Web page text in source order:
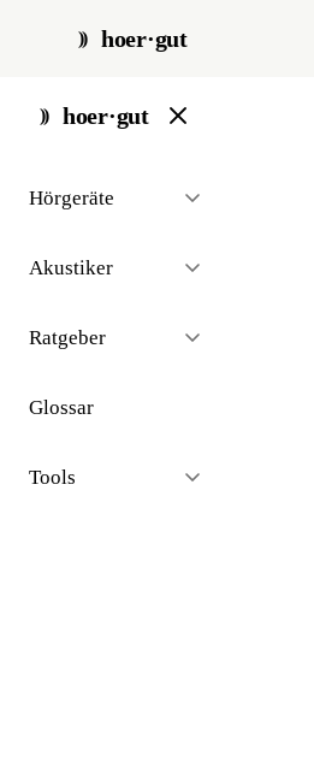
hoer·gut
hoer·gut
Hörgeräte
Akustiker
Ratgeber
Glossar
Tools